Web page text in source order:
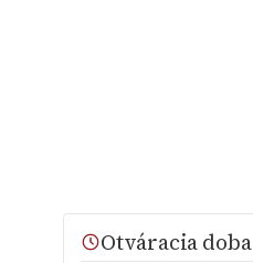
Otváracia doba